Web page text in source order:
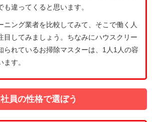
も違ってくると思います。
ニング業者を比較してみて、そこで働く人
目してみましょう。ちなみにハウスクリー
られているお掃除マスターは、1人1人の容
す。
員の性格で選ぼう